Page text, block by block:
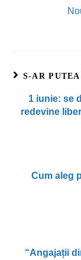
S-AR
1 iunie: se
redevine
Cum aleg
“Angajații